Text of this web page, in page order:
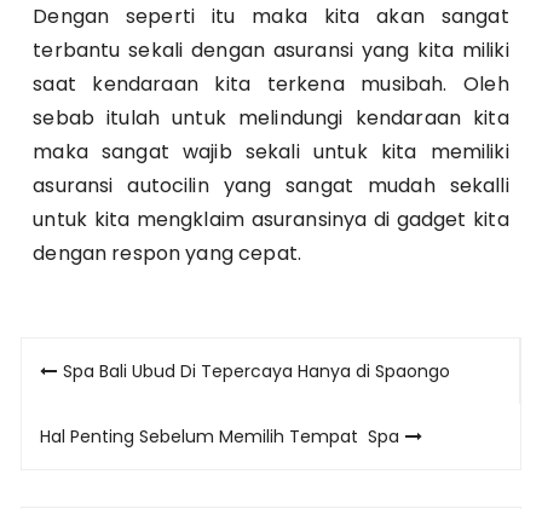
Dengan seperti itu maka kita akan sangat
terbantu sekali dengan asuransi yang kita miliki
saat kendaraan kita terkena musibah. Oleh
sebab itulah untuk melindungi kendaraan kita
maka sangat wajib sekali untuk kita memiliki
asuransi autocilin yang sangat mudah sekalli
untuk kita mengklaim asuransinya di gadget kita
dengan respon yang cepat.
PostSpa Bali Ubud Di Tepercaya Hanya di Spaongo
Hal Penting Sebelum Memilih Tempat Spa